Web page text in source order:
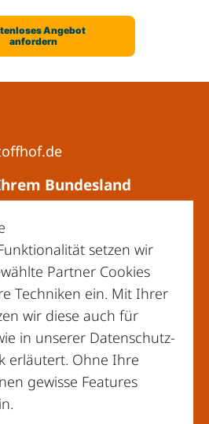
Bundesland
setzen wir
Partner Cookies
Techniken ein. Mit Ihrer
wir diese auch für
in unserer Datenschutz-
erläutert. Ohne Ihre
gewisse Features